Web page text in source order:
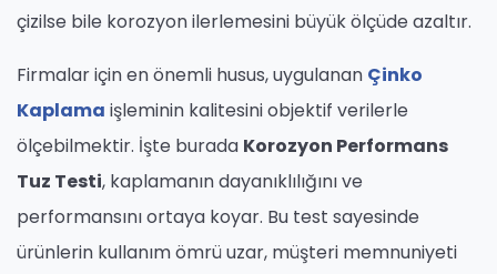
çizilse bile korozyon ilerlemesini büyük ölçüde azaltır.
Firmalar için en önemli husus, uygulanan Çinko
Kaplama işleminin kalitesini objektif verilerle
ölçebilmektir. İşte burada Korozyon Performans
Tuz Testi, kaplamanın dayanıklılığını ve
performansını ortaya koyar. Bu test sayesinde
ürünlerin kullanım ömrü uzar, müşteri memnuniyeti